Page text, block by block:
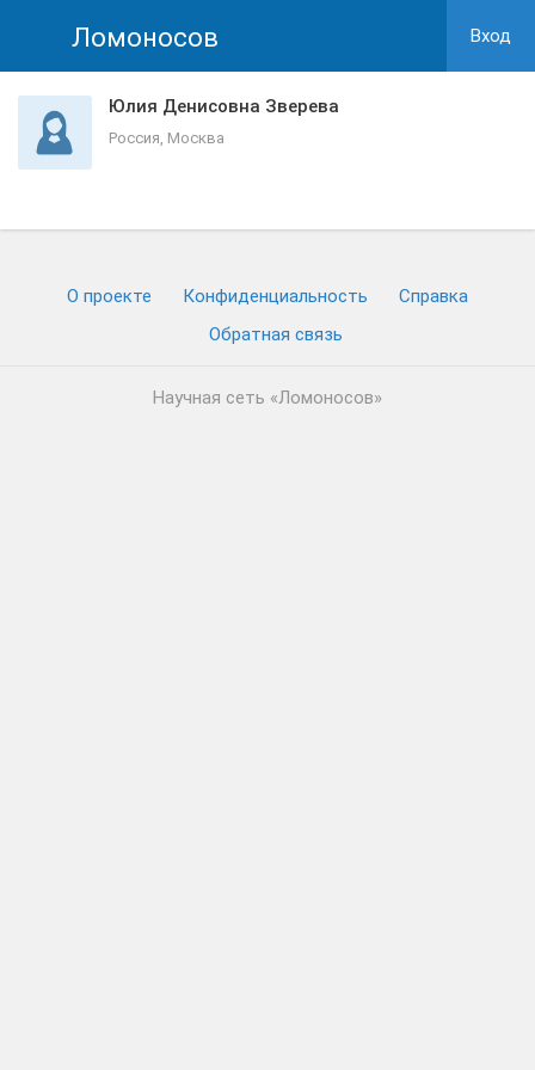
Ломоносов Вход
Юлия Денисовна Зверева
Россия, Москва
О проекте Конфиденциальность
Cправка
Обратная связь
Научная сеть «Ломоносов»